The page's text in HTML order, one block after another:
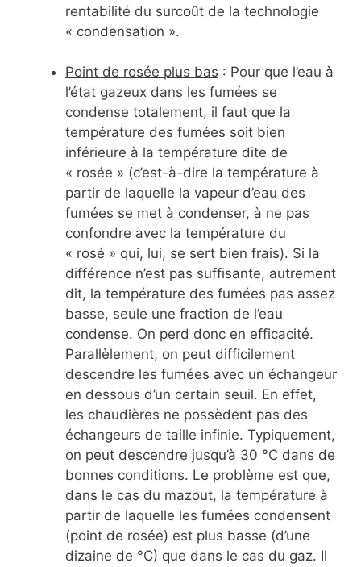
rentabilité du surcoût de la technologie
« condensation ».
Point de rosée plus bas : Pour que l’eau à
l’état gazeux dans les fumées se
condense totalement, il faut que la
température des fumées soit bien
inférieure à la température dite de
« rosée » (c’est-à-dire la température à
partir de laquelle la vapeur d’eau des
fumées se met à condenser, à ne pas
confondre avec la température du
« rosé » qui, lui, se sert bien frais). Si la
différence n’est pas suffisante, autrement
dit, la température des fumées pas assez
basse, seule une fraction de l’eau
condense. On perd donc en efficacité.
Parallèlement, on peut difficilement
descendre les fumées avec un échangeur
en dessous d’un certain seuil. En effet,
les chaudières ne possèdent pas des
échangeurs de taille infinie. Typiquement,
on peut descendre jusqu’à 30 °C dans de
bonnes conditions. Le problème est que,
dans le cas du mazout, la température à
partir de laquelle les fumées condensent
(point de rosée) est plus basse (d’une
dizaine de °C) que dans le cas du gaz. Il